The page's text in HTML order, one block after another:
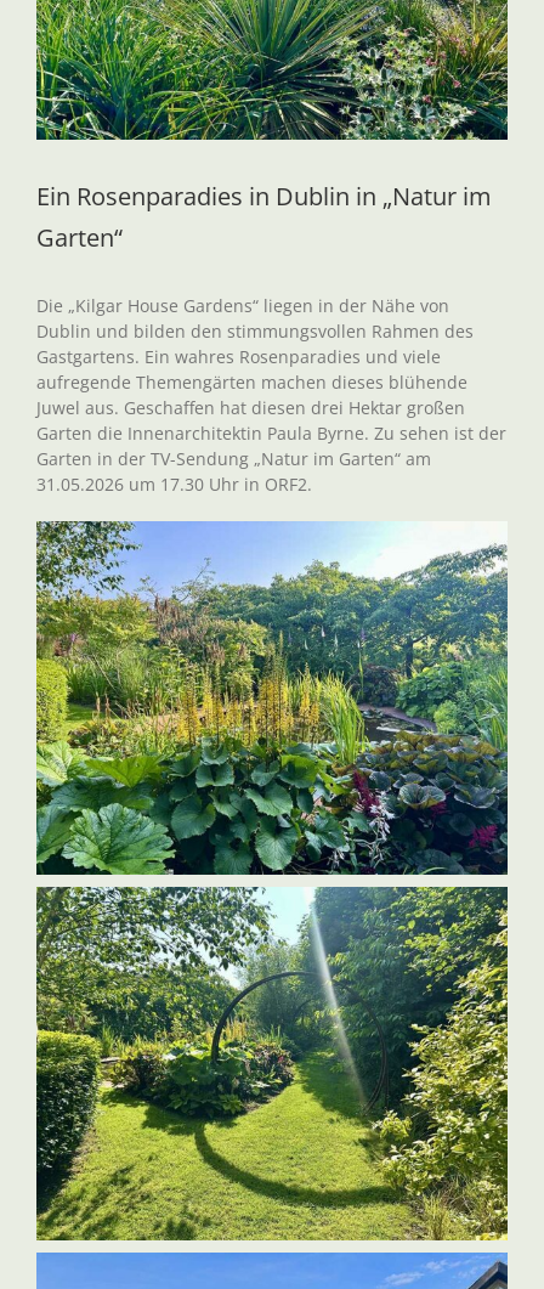
Ein Rosenparadies in Dublin in „Natur im
Garten“
Die „Kilgar House Gardens“ liegen in der Nähe von
Dublin und bilden den stimmungsvollen Rahmen des
Gastgartens. Ein wahres Rosenparadies und viele
aufregende Themengärten machen dieses blühende
Juwel aus. Geschaffen hat diesen drei Hektar großen
Garten die Innenarchitektin Paula Byrne. Zu sehen ist der
Garten in der TV-Sendung „Natur im Garten“ am
31.05.2026 um 17.30 Uhr in ORF2.